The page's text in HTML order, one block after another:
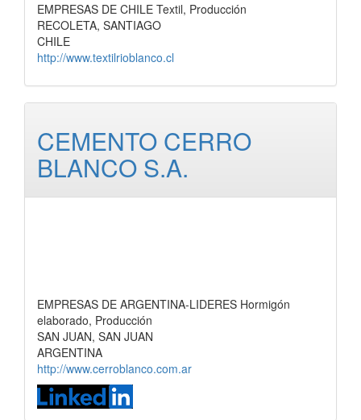
EMPRESAS DE CHILE Textil, Producción
RECOLETA, SANTIAGO
CHILE
http://www.textilrioblanco.cl
CEMENTO CERRO
BLANCO S.A.
EMPRESAS DE ARGENTINA-LIDERES Hormigón
elaborado, Producción
SAN JUAN, SAN JUAN
ARGENTINA
http://www.cerroblanco.com.ar